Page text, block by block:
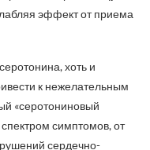
эффект от приема
хоть и
к нежелательным
«серотониновый
симптомов, от
сердечно-